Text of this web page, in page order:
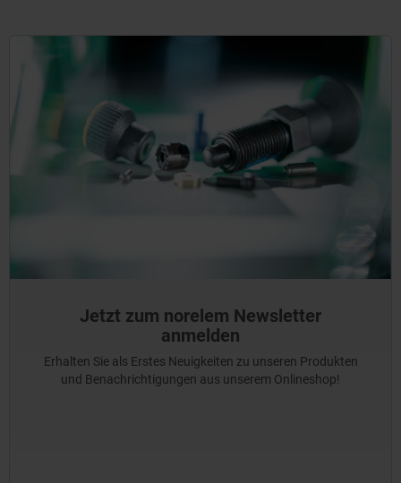
Jetzt zum norelem Newsletter
anmelden
Erhalten Sie als Erstes Neuigkeiten zu unseren Produkten
und Benachrichtigungen aus unserem Onlineshop!